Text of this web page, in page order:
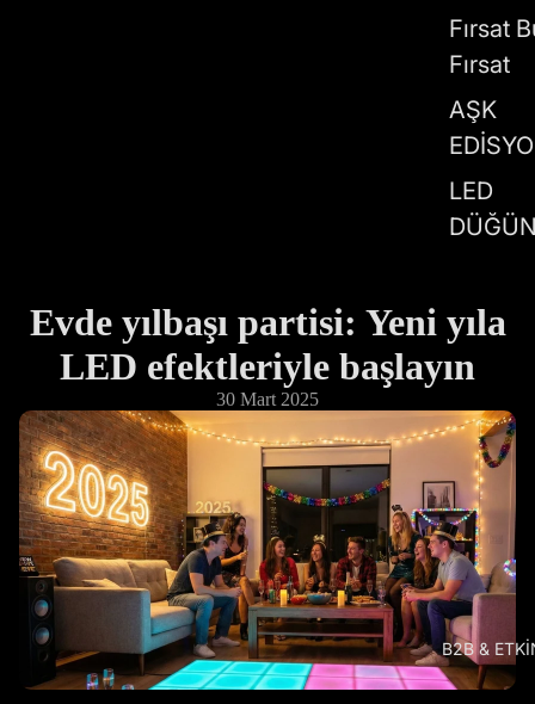
Fırsat
Fırsat
AŞK
LED
B2B &
Evde yılbaşı partisi: Yeni yıla
LED efektleriyle başlayın
30 Mart 2025